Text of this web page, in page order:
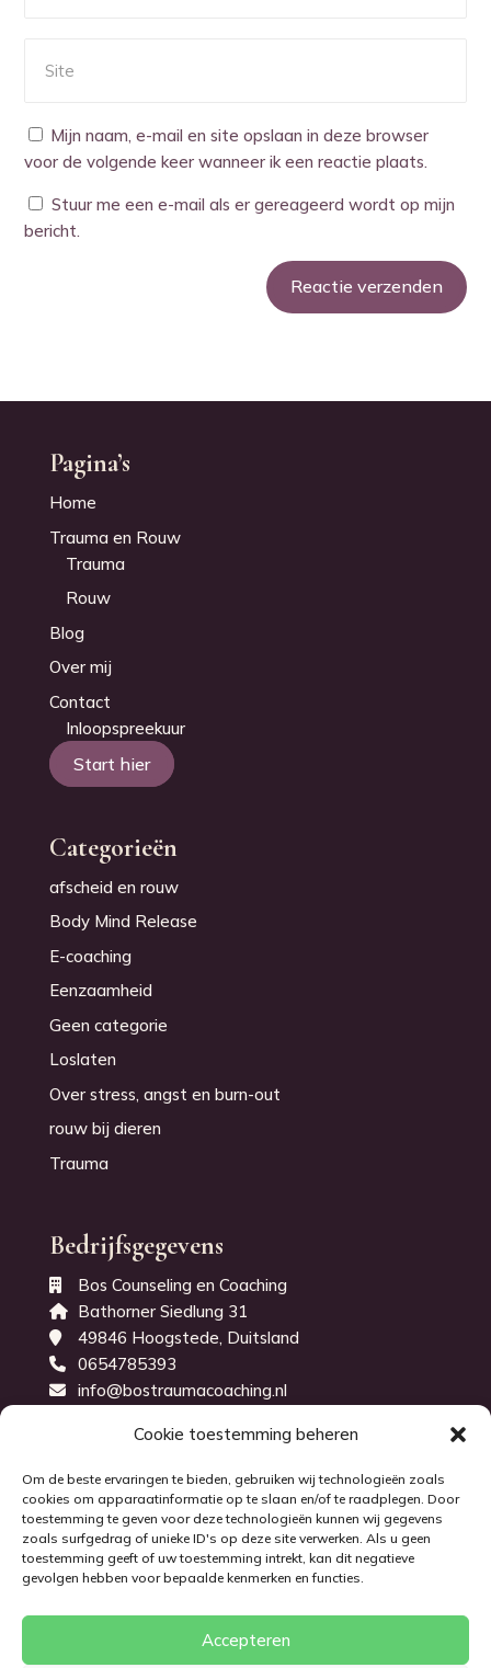
Cookie toestemming beheren
Om de beste ervaringen te bieden, gebruiken wij technologieën zoals
cookies om apparaatinformatie op te slaan en/of te raadplegen. Door
toestemming te geven voor deze technologieën kunnen wij gegevens
zoals surfgedrag of unieke ID's op deze site verwerken. Als u geen
toestemming geeft of uw toestemming intrekt, kan dit negatieve
gevolgen hebben voor bepaalde kenmerken en functies.
Accepteren
Mijn naam, e-mail en site opslaan in deze browser
voor de volgende keer wanneer ik een reactie plaats.
Stuur me een e-mail als er gereageerd wordt op mijn
bericht.
Reactie verzenden
Pagina’s
Home
Trauma en Rouw
Trauma
Rouw
Blog
Over mij
Contact
Inloopspreekuur
Start hier
Categorieën
afscheid en rouw
Body Mind Release
E-coaching
Eenzaamheid
Geen categorie
Loslaten
Over stress, angst en burn-out
rouw bij dieren
Trauma
Bedrijfsgegevens
Bos Counseling en Coaching
Bathorner Siedlung 31
49846 Hoogstede, Duitsland
0654785393
info@bostraumacoaching.nl
KvK-nummer: 71843914
Algemene voorwaarden
Disclaimer
Privacybeleid
Cookies